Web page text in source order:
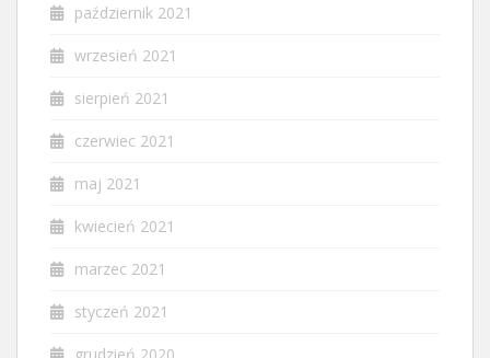
październik 2021
wrzesień 2021
sierpień 2021
czerwiec 2021
maj 2021
kwiecień 2021
marzec 2021
styczeń 2021
grudzień 2020